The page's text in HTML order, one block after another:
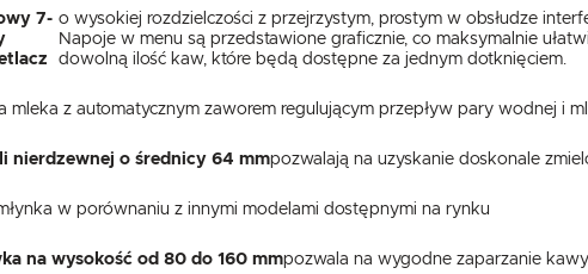
7- o wysokiej rozdzielczości z przejrzystym, prostym w obsłudze
Napoje w menu są przedstawione graficznie, co maksymalnie
dowolną ilość kaw, które będą dostępne za jednym dotknięciem.
mleka z automatycznym zaworem regulującym przepływ pary wodnej i
nierdzewnej o średnicy 64 mmpozwalają na uzyskanie doskonale
w porównaniu z innymi modelami dostępnymi na rynku
na wysokość od 80 do 160 mmpozwala na wygodne zaparzanie